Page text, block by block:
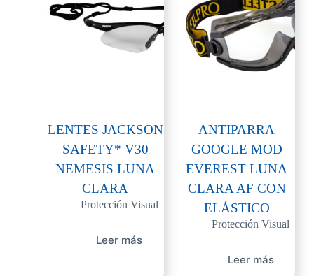
LENTES JACKSON
SAFETY* V30
NEMESIS LUNA
CLARA
Protección Visual
Leer más
ANTIPARRA
GOOGLE MOD
EVEREST LUNA
CLARA AF CON
ELÁSTICO
Protección Visual
Leer más